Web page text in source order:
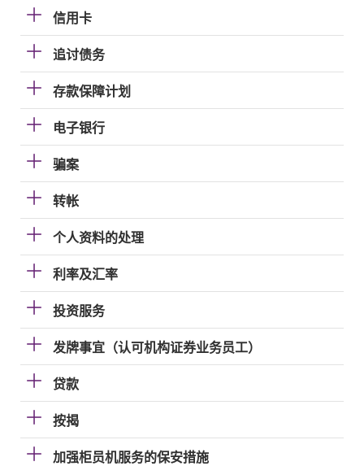
信用卡
追讨债务
存款保障计划
电子银行
骗案
转帐
个人资料的处理
利率及汇率
投资服务
发牌事宜（认可机构证券业务员工）
贷款
按揭
加强柜员机服务的保安措施